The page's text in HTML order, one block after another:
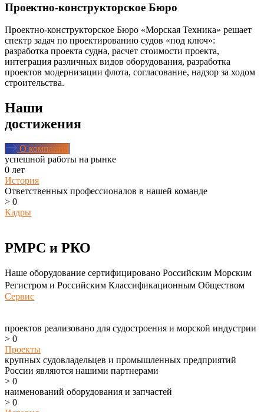
Проектно-конструкторское Бюро
Проектно-конструкторское Бюро «Морская Техника» решает
спектр задач по проектированию судов «под ключ»:
разработка проекта судна, расчет стоимости проекта,
интеграция различных видов оборудования, разработка
проектов модернизации флота, согласование, надзор за ходом
строительства.
Наши
достижения
О компании
успешной работы на рынке
0 лет
История
Ответственных профессионалов в нашей команде
> 0
Кадры
РМРС и РКО
Наше оборудование сертифицировано Российским Морским
Регистром и Российским Классификационным Обществом
Сервис
проектов реализовано для судостроения и морской индустрии
> 0
Проекты
крупных судовладельцев и промышленных предприятий
России являются нашими партнерами
> 0
наименований оборудования и запчастей
> 0